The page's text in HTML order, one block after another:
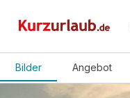
Bilder Angebot